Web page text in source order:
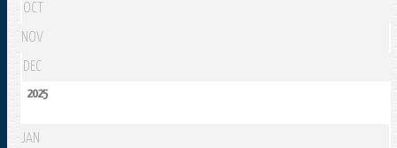
OCT
NOV
DEC
2025
JAN